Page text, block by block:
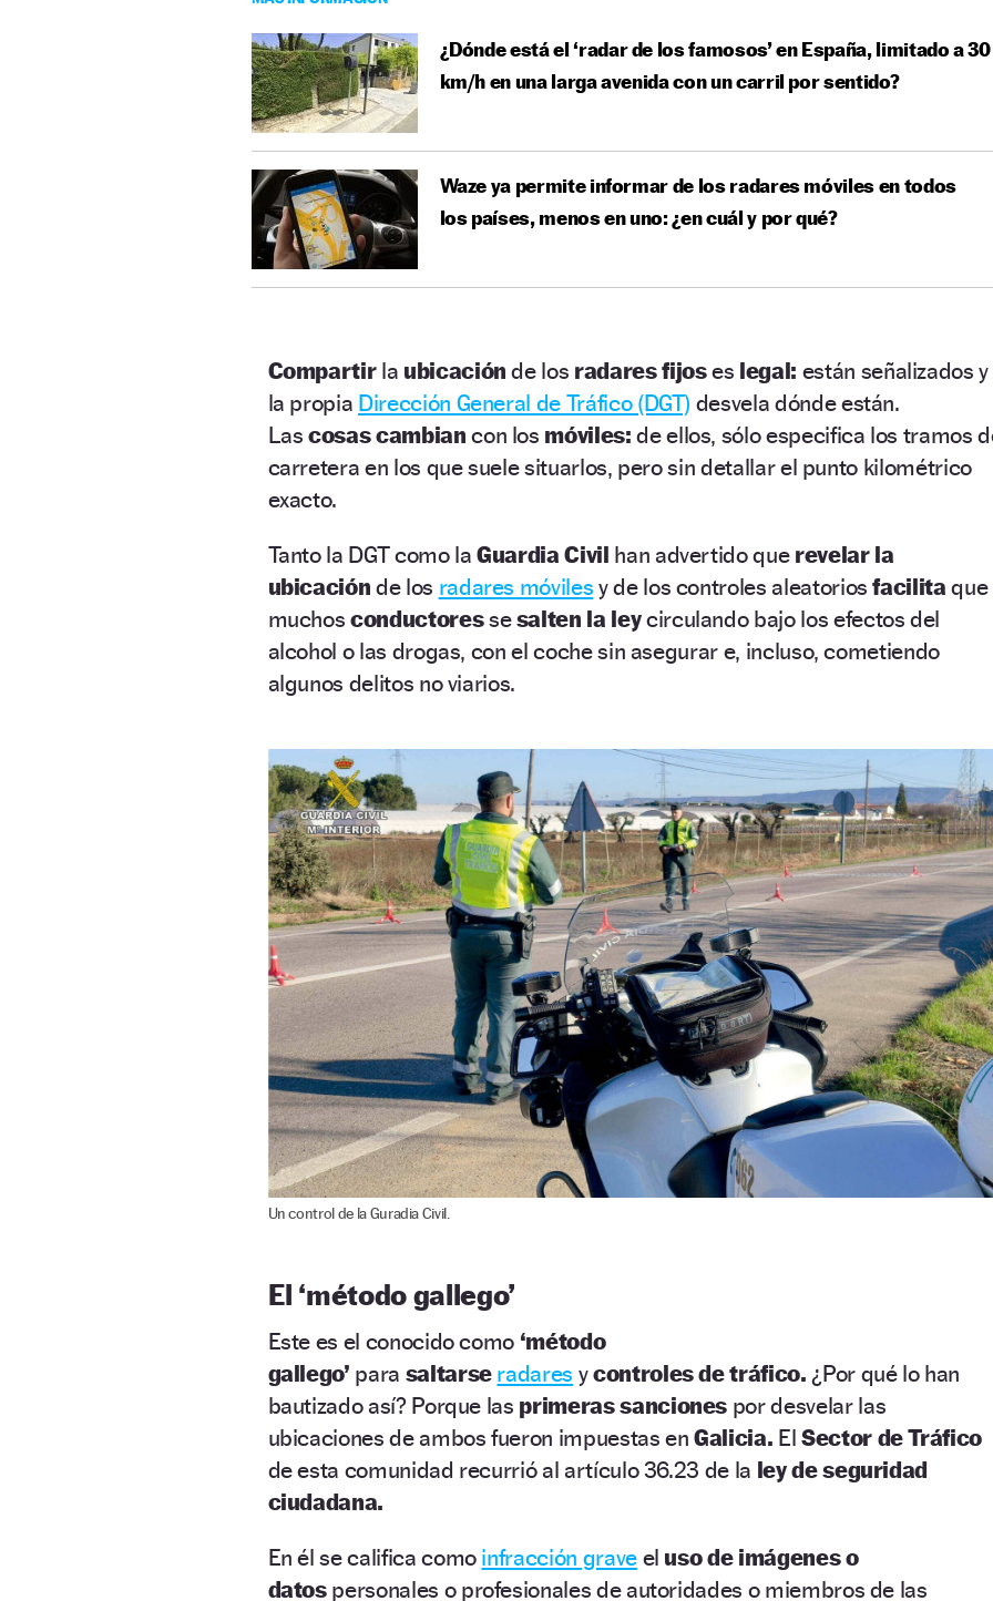
¿Dónde está el ‘radar de los famosos’ en España, limitado a 30
km/h en una larga avenida con un carril por sentido?
Waze ya permite informar de los radares móviles en todos
los países, menos en uno: ¿en cuál y por qué?
Compartir la ubicaciónde los radares fijoses legal: están señalizados y
la propia Dirección General de Tráfico (DGT) desvela dónde están.
Lascosas cambian con los móviles:de ellos, sólo especifica los tramos
carretera en los que suele situarlos, pero sin detallar el punto kilométrico
exacto.
Tanto la DGT como laGuardia Civil han advertido que revelar la
ubicación de los radares móviles y de los controles aleatoriosfacilitaque
muchosconductoressesalten la leycirculando bajo los efectos del
alcohol o las drogas, con el coche sin asegurar e, incluso, cometiendo
algunos delitos no viarios.
Un control de la Guradia Civil.
El ‘método gallego’
Este es el conocido como ‘método
gallego’ para saltarse radares ycontroles de tráfico. ¿Por qué lo han
bautizado así? Porque las primeras sanciones por desvelar las
ubicaciones de ambos fueron impuestas en Galicia. El Sector de Tráfico
de esta comunidad recurrió al artículo 36.23 de la ley de seguridad
ciudadana.
En él se califica como infracción graveel uso de imágenes o
datospersonales o profesionales de autoridades o miembros de las